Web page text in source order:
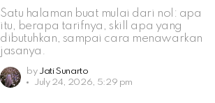
Satu halaman buat mulai dari nol: apa
itu, berapa tarifnya, skill apa yang
dibutuhkan, sampai cara menawarkan
jasanya.
by Jati Sunarto
July 24, 2026, 5:29 pm